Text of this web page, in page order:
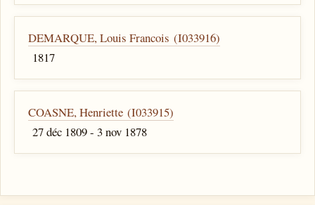
DEMARQUE, Louis Francois (I033916)
1817
COASNE, Henriette (I033915)
27 déc 1809 - 3 nov 1878